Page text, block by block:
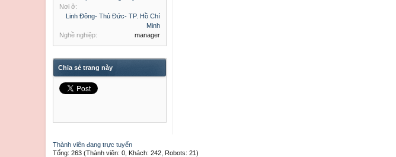
Nơi ở:
Linh Đông- Thủ Đức- TP. Hồ Chí
Minh
Nghề nghiệp:
manager
Chia sẻ trang này
Thành viên đang trực tuyến
Tổng: 263 (Thành viên: 0, Khách: 242, Robots: 21)